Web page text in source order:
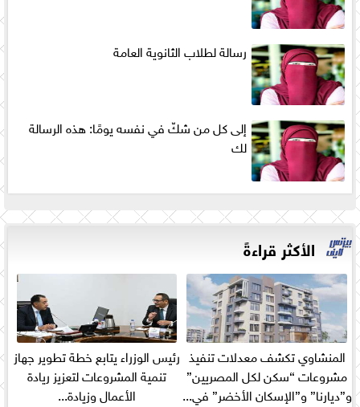
رسالة لطلاب الثانوية العامة
إلى كل من شكّ في نفسه يومًا: هذه الرسالة
لك
الأكثر قراءةً
المنشاوي تكشف معدلات تنفيذ
مشروعات “سكن لكل المصريين”
و”ديارنا” و”الإسكان الأخضر” في...
رئيس الوزراء يتابع خطة تطوير جهاز
تنمية المشروعات لتعزيز ريادة
الأعمال وزيادة...